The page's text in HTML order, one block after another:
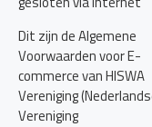
Dit zijn de Algemene
Voorwaarden voor E-
commerce van HISWA
Vereniging
Vereniging